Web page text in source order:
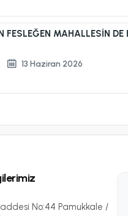
FESLEĞEN MAHALLESİN
13 Haziran 2026
No:44 Pamukkale /